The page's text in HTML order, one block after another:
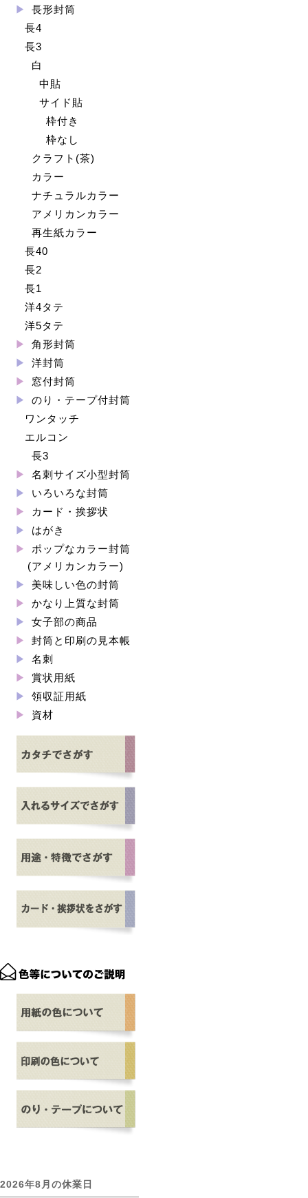
長形封筒
長4
長3
白
中貼
サイド貼
枠付き
枠なし
クラフト(茶)
カラー
ナチュラルカラー
アメリカンカラー
再生紙カラー
長40
長2
長1
洋4タテ
洋5タテ
角形封筒
洋封筒
窓付封筒
のり・テープ付封筒
ワンタッチ
エルコン
長3
名刺サイズ小型封筒
いろいろな封筒
カード・挨拶状
はがき
ポップなカラー封筒
(アメリカンカラー)
美味しい色の封筒
かなり上質な封筒
女子部の商品
封筒と印刷の見本帳
名刺
賞状用紙
領収証用紙
資材
2026年8月の休業日